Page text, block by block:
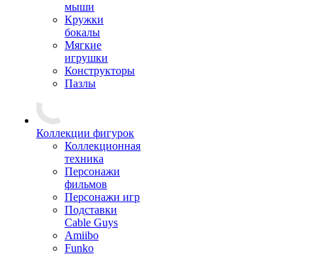
мыши
Кружки
бокалы
Мягкие
игрушки
Конструкторы
Пазлы
Коллекции фигурок
Коллекционная
техника
Персонажи
фильмов
Персонажи игр
Подставки
Cable Guys
Amiibo
Funko